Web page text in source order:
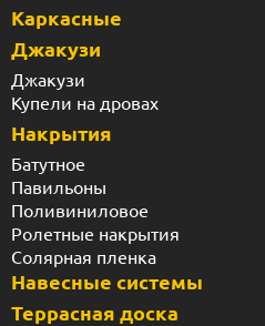
Каркасные
Джакузи
Джакузи
Купели на дровах
Накрытия
Батутное
Павильоны
Поливиниловое
Ролетные накрытия
Солярная пленка
Навесные системы
Террасная доска